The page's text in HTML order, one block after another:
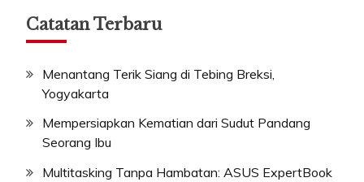
Catatan Terbaru
Menantang Terik Siang di Tebing Breksi,
Yogyakarta
Mempersiapkan Kematian dari Sudut Pandang
Seorang Ibu
Multitasking Tanpa Hambatan: ASUS ExpertBook